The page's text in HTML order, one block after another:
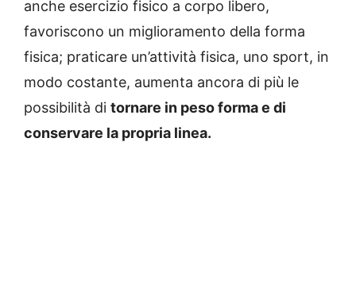
anche esercizio fisico a corpo libero,
favoriscono un miglioramento della forma
fisica; praticare un’attività fisica, uno sport, in
modo costante, aumenta ancora di più le
possibilità di tornare in peso forma e di
conservare la propria linea.